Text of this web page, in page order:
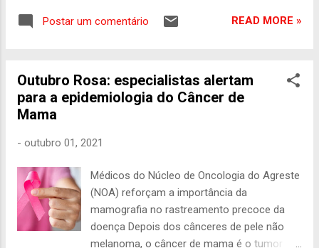
Postar um comentário READ MORE »
Outubro Rosa: especialistas alertam
para a epidemiologia do Câncer de
Mama
- outubro 01, 2021
Médicos do Núcleo de Oncologia do Agreste
(NOA) reforçam a importância da
mamografia no rastreamento precoce da
doença Depois dos cânceres de pele não
melanoma, o câncer de mama é o tumor